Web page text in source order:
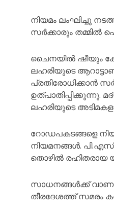
നിയമം ലംഘിച്ചു
സർക്കാരും തമ്മിൽ
ചൈനയിൽ ഷീയും
ലഹരിയുടെ
പ്രതിരോധിക്കാൻ
ലഹരിയുടെ
റോഡപകടങ്ങളെ
നിയമനങ്ങൾ.
തൊഴിൽ
സാധനങ്ങൾക്ക്
തീരദേശത്ത് സമരം